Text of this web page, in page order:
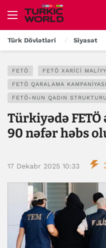
Türk Dövlətləri Siyasət
FETÖ FETÖ XARICI
FETÖ QARALAMA KAMPANIYASI
FETÖ-NUN QADIN STRUKTURU
Türkiyədə
90 nəfər həbs
17 Dekabr 2025 10:33